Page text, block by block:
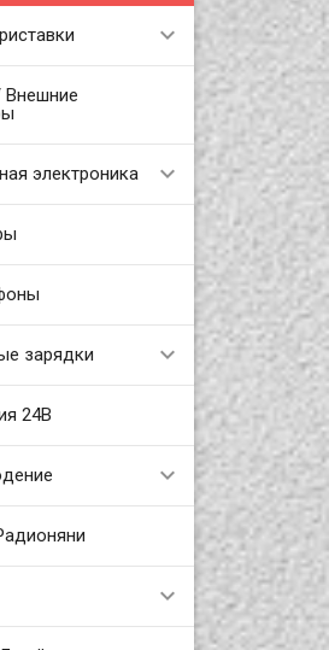
Внешние
электроника
зарядки
24В